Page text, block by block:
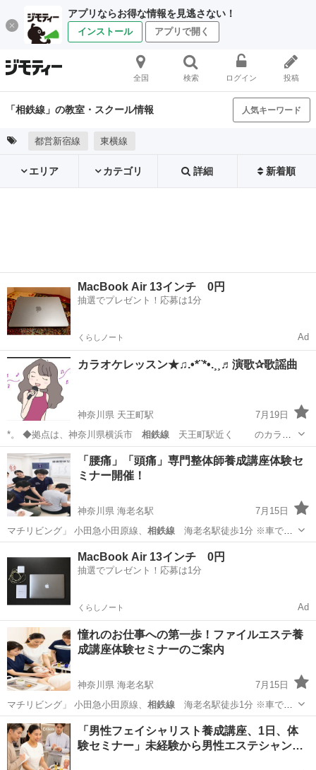
アプリならお得な情報を見逃さない！
インストール アプリで開く
全国 検索 ログイン 投稿
「相鉄線」の教室・スクール情報 人気キーワード
都営新宿線 東横線
エリア カテゴリ 詳細 新着順
MacBook Air 13インチ 0円
抽選でプレゼント！応募は1分
くらしノート Ad
カラオケレッスン★♫.•*¨*•.¸¸♬演歌✰歌謡曲
神奈川県 天王町駅
7月19日
*。 ◆拠点は、神奈川県横浜市 相鉄線天王町駅近く のカラオ
ケボックス…
神奈川 横浜市 天王町駅 カラオケ 演歌
「腰痛」「頭痛」専門整体師養成講座体験セ
ミナー開催！
神奈川県 海老名駅
7月15日
マチリビング」 小田急小田原線、 相鉄線海老名駅徒歩1分 ※車でお
越し…
整体 腰痛
MacBook Air 13インチ 0円
抽選でプレゼント！応募は1分
くらしノート Ad
憧れのお仕事への第一歩！ファイルエステ養
成講座体験セミナーのご案内
神奈川県 海老名駅
7月15日
マチリビング」 小田急小田原線、 相鉄線海老名駅徒歩1分 ※車でお
越し…
神奈川 海老名市 海老名駅 スキンケア 講座
「男性フェイシャリスト養成講座、1日、体
験セミナー」未経験から男性エステシャン…